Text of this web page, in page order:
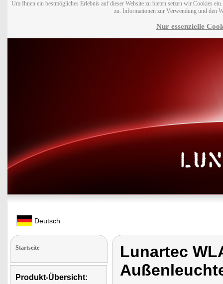
Um Ihnen ein bestmögliches Erlebnis auf dieser Website zu bieten setzen wir Cookies
zu. Informationen zur Verwendung und den
Nur essenzielle
Deutsch
Startseite
Produkt-Übersicht:
Lunartec